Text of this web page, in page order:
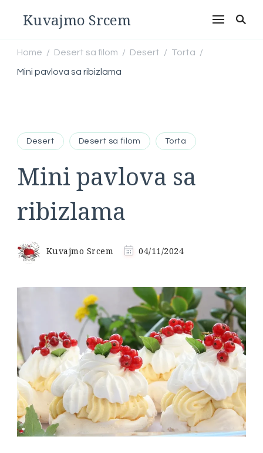
Kuvajmo Srcem
Home / Desert sa filom / Desert / Torta /
Mini pavlova sa ribizlama
Desert Desert sa filom Torta
Mini pavlova sa
ribizlama
Kuvajmo Srcem 04/11/2024